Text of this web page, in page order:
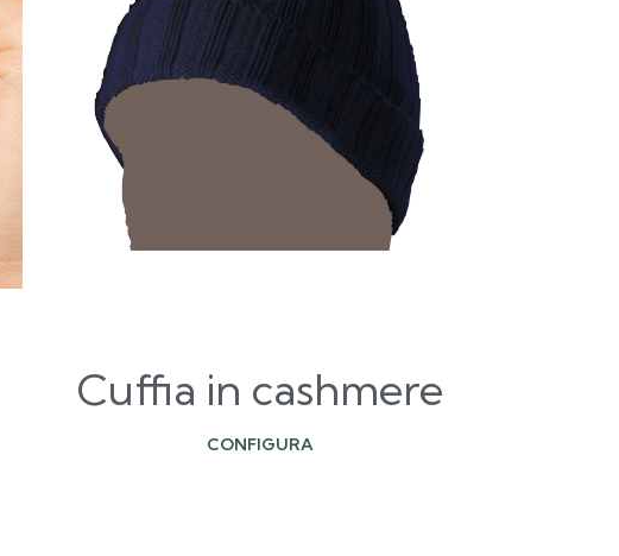
Cuffia in cashmere
CONFIGURA